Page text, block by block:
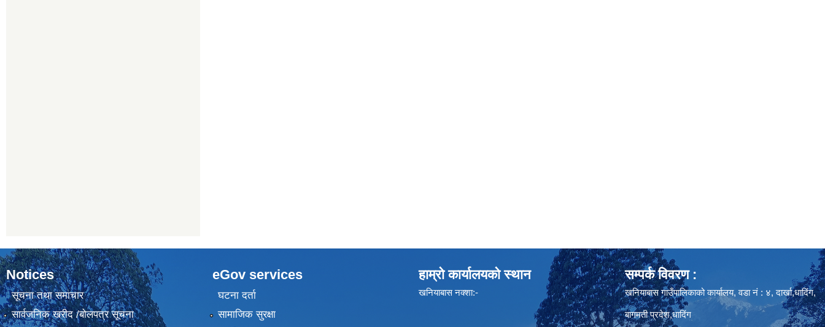
Notices
सूचना तथा समाचार
सार्वजनिक खरीद /बोलपत्र सूचना
eGov services
घटना दर्ता
सामाजिक सुरक्षा
हाम्रो कार्यालयको स्थान
खनियाबास नक्शा:-
सम्पर्क विवरण :
खनियाबास गाउँपालिकाको कार्यालय, वडा नं : ४, दार्खा,धादिंग,
बागमती प्रदेश,धादिंग